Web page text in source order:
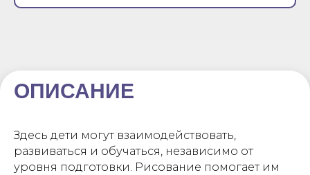
ОПИСАНИЕ
Здесь дети могут взаимодействовать,
развиваться и обучаться, независимо от
уровня подготовки. Рисование помогает им